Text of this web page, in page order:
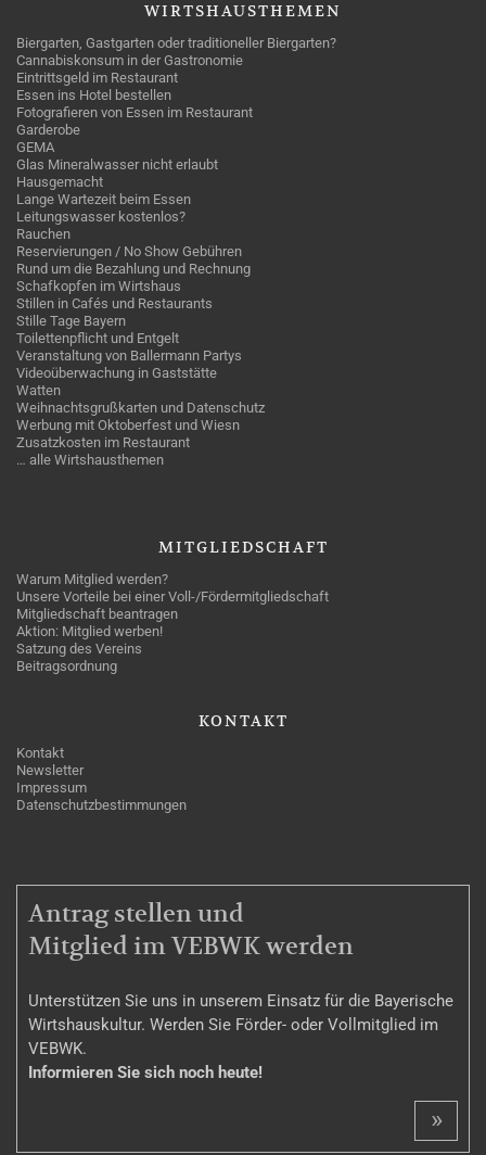
WIRTSHAUSTHEMEN
Biergarten, Gastgarten oder traditioneller Biergarten?
Cannabiskonsum in der Gastronomie
Eintrittsgeld im Restaurant
Essen ins Hotel bestellen
Fotografieren von Essen im Restaurant
Garderobe
GEMA
Glas Mineralwasser nicht erlaubt
Hausgemacht
Lange Wartezeit beim Essen
Leitungswasser kostenlos?
Rauchen
Reservierungen / No Show Gebühren
Rund um die Bezahlung und Rechnung
Schafkopfen im Wirtshaus
Stillen in Cafés und Restaurants
Stille Tage Bayern
Toilettenpflicht und Entgelt
Veranstaltung von Ballermann Partys
Videoüberwachung in Gaststätte
Watten
Weihnachtsgrußkarten und Datenschutz
Werbung mit Oktoberfest und Wiesn
Zusatzkosten im Restaurant
… alle Wirtshausthemen
MITGLIEDSCHAFT
Warum Mitglied werden?
Unsere Vorteile bei einer Voll-/Fördermitgliedschaft
Mitgliedschaft beantragen
Aktion: Mitglied werben!
Satzung des Vereins
Beitragsordnung
KONTAKT
Kontakt
Newsletter
Impressum
Datenschutzbestimmungen
MITGLIEDSCHAFT
Antrag stellen und
Mitglied im VEBWK werden
Unterstützen Sie uns in unserem Einsatz für die Bayerische
Wirtshauskultur. Werden Sie Förder- oder Vollmitglied im
VEBWK.
Informieren Sie sich noch heute!
»